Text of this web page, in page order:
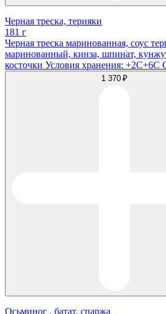
Черная треска, терияки
181 г
Черная треска маринованная, соус
маринованный, кинза, шпинат,
косточки Условия хранения: +2С+6С
1 370 ₽
Осьминог , батат, спаржа